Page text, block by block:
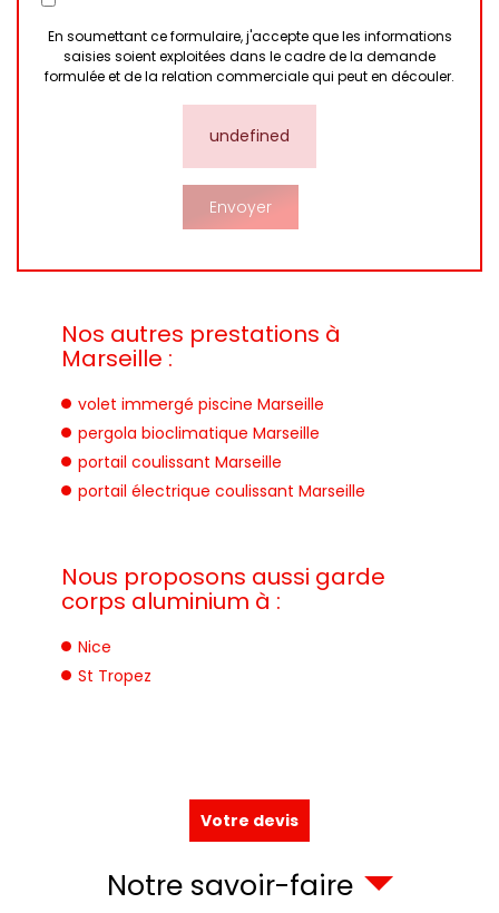
En soumettant ce formulaire, j'accepte que les informations
saisies soient exploitées dans le cadre de la demande
formulée et de la relation commerciale qui peut en découler.
undefined
Nos autres prestations à
Marseille :
volet immergé piscine Marseille
pergola bioclimatique Marseille
portail coulissant Marseille
portail électrique coulissant Marseille
Nous proposons aussi garde
corps aluminium à :
Nice
St Tropez
Votre devis
Notre savoir-faire